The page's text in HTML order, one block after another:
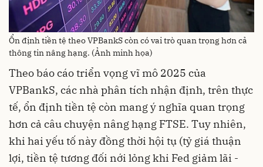
Ổn định tiền tệ theo VPBankS còn có vai trò quan trọng hơn cả
thông tin nâng hạng. (Ảnh minh họa)
Theo báo cáo triển vọng vĩ mô 2025 của
VPBankS, các nhà phân tích nhận định, trên thực
tế, ổn định tiền tệ còn mang ý nghĩa quan trọng
hơn cả câu chuyện nâng hạng FTSE. Tuy nhiên,
khi hai yếu tố này đồng thời hội tụ (tỷ giá thuận
lợi, tiền tệ tương đối nới lỏng khi Fed giảm lãi -